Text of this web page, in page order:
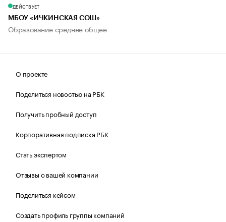
ДЕЙСТВУЕТ
МБОУ «ИЧКИНСКАЯ СОШ»
Образование среднее общее
О проекте
Поделиться новостью на РБК
Получить пробный доступ
Корпоративная подписка РБК
Стать экспертом
Отзывы о вашей компании
Поделиться кейсом
Создать профиль группы компаний